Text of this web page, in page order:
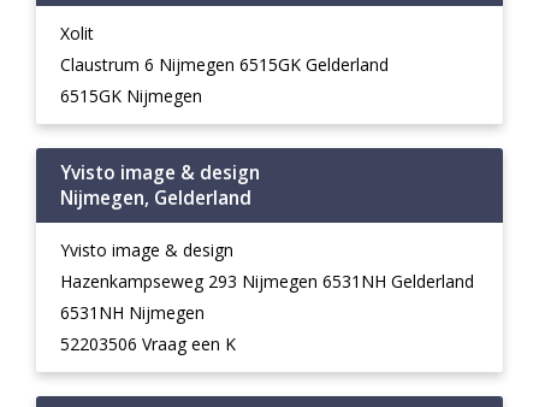
Xolit
Claustrum 6 Nijmegen 6515GK Gelderland
6515GK Nijmegen
Yvisto image & design
Nijmegen, Gelderland
Yvisto image & design
Hazenkampseweg 293 Nijmegen 6531NH Gelderland
6531NH Nijmegen
52203506 Vraag een K